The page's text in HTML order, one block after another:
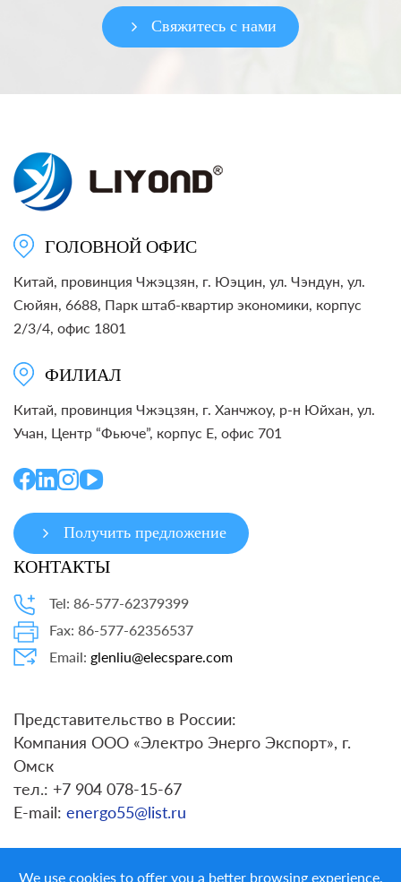
Свяжитесь с нами
ГОЛОВНОЙ ОФИС
Китай, провинция Чжэцзян, г. Юэцин, ул. Чэндун, ул.
Сюйян, 6688, Парк штаб-квартир экономики, корпус
2/3/4, офис 1801
ФИЛИАЛ
Китай, провинция Чжэцзян, г. Ханчжоу, р-н Юйхан, ул.
Учан, Центр “Фьюче”, корпус E, офис 701
Получить предложение
КОНТАКТЫ
Tel: 86-577-62379399
Fax: 86-577-62356537
Email: glenliu@elecspare.com
Представительство в России:
Компания ООО «Электро Энерго Экспорт», г.
Омск
тел.: +7 904 078-15-67
E-mail: energo55@list.ru
We use cookies to offer you a better browsing experience,